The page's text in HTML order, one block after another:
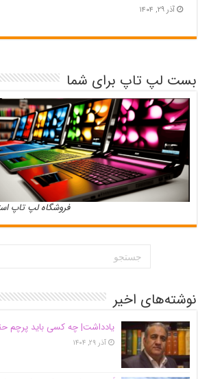
آذر ۲۹, ۱۴۰۴
بست لپ تاپ برای شما
فروشگاه لپ تاپ
نوشته‌های اخیر
یادداشت| ‌چه کسی باید پرچم
آذر ۲۹, ۱۴۰۴